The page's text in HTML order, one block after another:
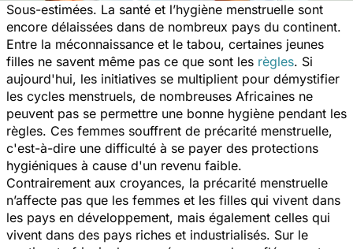
Sous-estimées. La santé et l’hygiène menstruelle sont
encore délaissées dans de nombreux pays du continent.
Entre la méconnaissance et le tabou, certaines jeunes
filles ne savent même pas ce que sont les règles. Si
aujourd'hui, les initiatives se multiplient pour démystifier
les cycles menstruels, de nombreuses Africaines ne
peuvent pas se permettre une bonne hygiène pendant les
règles. Ces femmes souffrent de précarité menstruelle,
c'est-à-dire une difficulté à se payer des protections
hygiéniques à cause d'un revenu faible.
Contrairement aux croyances, la précarité menstruelle
n’affecte pas que les femmes et les filles qui vivent dans
les pays en développement, mais également celles qui
vivent dans des pays riches et industrialisés. Sur le